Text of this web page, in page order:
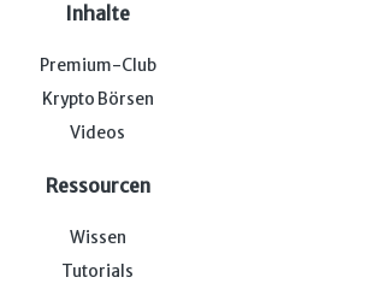
Inhalte
Premium-Club
Krypto Börsen
Videos
Ressourcen
Wissen
Tutorials